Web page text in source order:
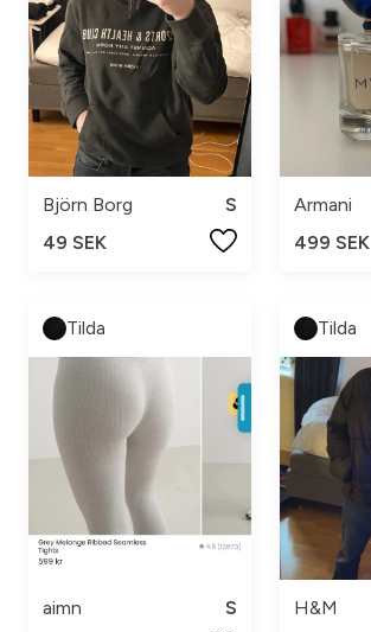
Björn Borg
S
49 SEK
Armani
499 SEK
Tilda
aimn
S
Tilda
H&M